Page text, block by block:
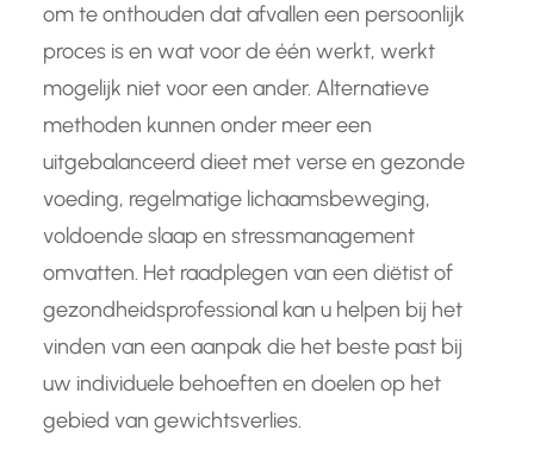
om te onthouden dat afvallen een persoonlijk
proces is en wat voor de één werkt, werkt
mogelijk niet voor een ander. Alternatieve
methoden kunnen onder meer een
uitgebalanceerd dieet met verse en gezonde
voeding, regelmatige lichaamsbeweging,
voldoende slaap en stressmanagement
omvatten. Het raadplegen van een diëtist of
gezondheidsprofessional kan u helpen bij het
vinden van een aanpak die het beste past bij
uw individuele behoeften en doelen op het
gebied van gewichtsverlies.